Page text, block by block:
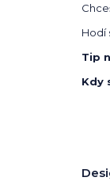
Hodí
Tip
Kdy